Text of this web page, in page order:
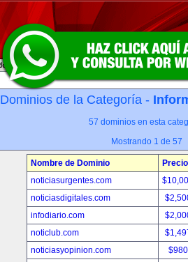
Dominios de la Categoría -
57 dominios en esta
Mostrando 1 de 57
Nombre de Dominio
Precio
noticiasurgentes.com
noticiasdigitales.com
infodiario.com
noticlub.com
noticiasyopinion.com